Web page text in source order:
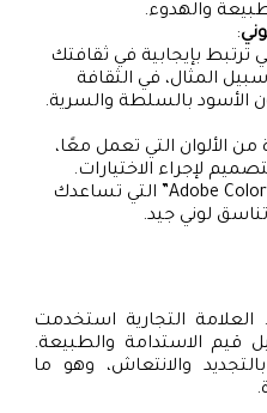
والهدوء.
:
ترتبط بإيجابية في ثقافتك
المثال، في الثقافة
الأسود بالسلطة والسرية.
الألوان التي تعمل معًا،
لإجراء الاختيارات.
هناك أدوات مثل “Adobe Color” التي تساعدك
لوني جيد.
التجارية استخدمت
قيم الاستدامة والطبيعة.
والانتعاش، وهو ما